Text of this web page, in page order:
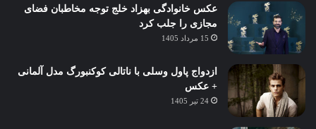
عکس خانوادگی بهزاد خلج توجه مخاطبان فضای
مجازی را جلب کرد
15 مرداد 1405
ازدواج پاول وسلی با ناتالی کوکنبورگ مدل آلمانی
+ عکس
24 تیر 1405